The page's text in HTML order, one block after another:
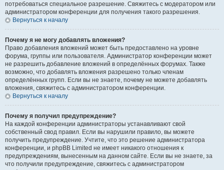
потребоваться специальное разрешение. Свяжитесь с модератором или
администратором конференции для получения такого разрешения.
Вернуться к началу
Почему я не могу добавлять вложения?
Право добавления вложений может быть предоставлено на уровне
форума, группы или пользователя. Администратор конференции может
не разрешить добавление вложений в определённых форумах. Также
возможно, что добавлять вложения разрешено только членам
определённых групп. Если вы не знаете, почему не можете добавлять
вложения, свяжитесь с администратором конференции.
Вернуться к началу
Почему я получил предупреждение?
На каждой конференции администраторы устанавливают свой
собственный свод правил. Если вы нарушили правило, вы можете
получить предупреждение. Учтите, что это решение администратора
конференции, и phpBB Limited не имеет никакого отношения к
предупреждениям, вынесенным на данном сайте. Если вы не знаете, за
что получили предупреждение, свяжитесь с администратором